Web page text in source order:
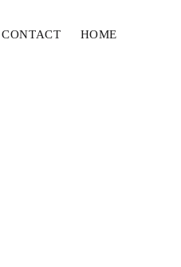
CONTACT HOME